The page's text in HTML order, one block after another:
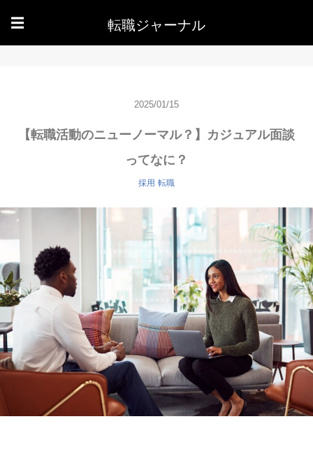
☰ 転職ジャーナル
2025/01/15
【転職活動のニューノーマル？】カジュアル面談
ってなに？
採用 転職